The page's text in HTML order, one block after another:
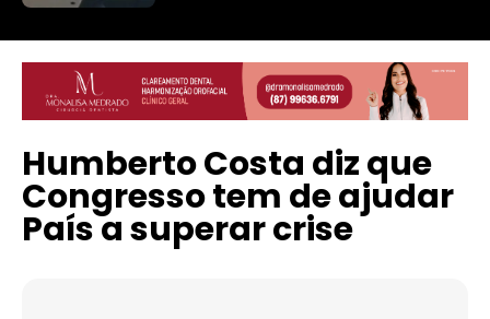
Humberto Costa diz que
Congresso tem de ajudar
País a superar crise